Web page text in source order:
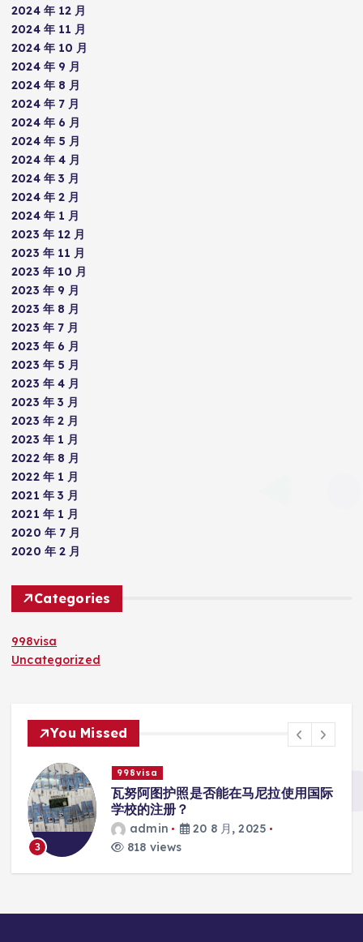
2024 年 12 月
2024 年 11 月
2024 年 10 月
2024 年 9 月
2024 年 8 月
2024 年 7 月
2024 年 6 月
2024 年 5 月
2024 年 4 月
2024 年 3 月
2024 年 2 月
2024 年 1 月
2023 年 12 月
2023 年 11 月
2023 年 10 月
2023 年 9 月
2023 年 8 月
2023 年 7 月
2023 年 6 月
2023 年 5 月
2023 年 4 月
2023 年 3 月
2023 年 2 月
2023 年 1 月
2022 年 8 月
2022 年 1 月
2021 年 3 月
2021 年 1 月
2020 年 7 月
2020 年 2 月
Categories
998visa
Uncategorized
You Missed
3
998visa
瓦努阿图护照是否能在马尼拉使用国际
学校的注册？
admin
20 8 月, 2025
818 views